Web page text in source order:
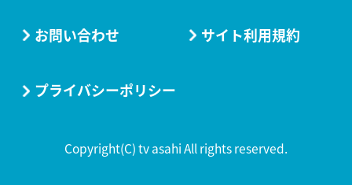
お問い合わせ サイト利用規約
プライバシーポリシー
Copyright(C) tv asahi All rights reserved.